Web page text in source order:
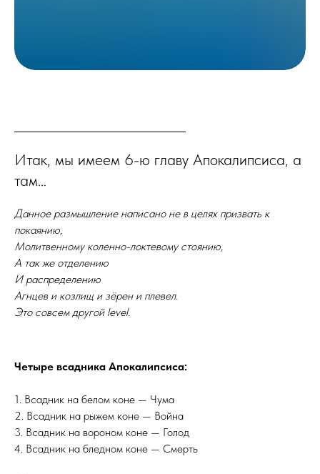
Итак, мы имеем 6-ю главу Апокалипсиса, а
там…
Данное размышление написано не в целях призвать к
покаянию,
Молитвенному коленно-локтевому стоянию,
А так же отделению
И распределению
Агнцев и козлищ и зёрен и плевел.
Это совсем другой level.
Четыре всадника Апокалипсиса:
1. Всадник на белом коне — Чума
2. Всадник на рыжем коне — Война
3. Всадник на вороном коне — Голод
4. Всадник на бледном коне — Смерть